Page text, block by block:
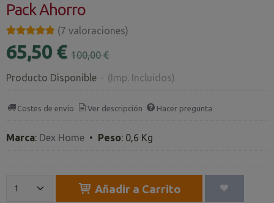
Pack Ahorro
★★★★★
★★★★★ (7 valoraciones)
65,50 € 100,00 €
Producto Disponible - (Imp. Incluidos)
Costes de envío Ver descripción Hacer pregunta
Marca: Dex Home • Peso: 0,6 Kg
Añadir a Carrito